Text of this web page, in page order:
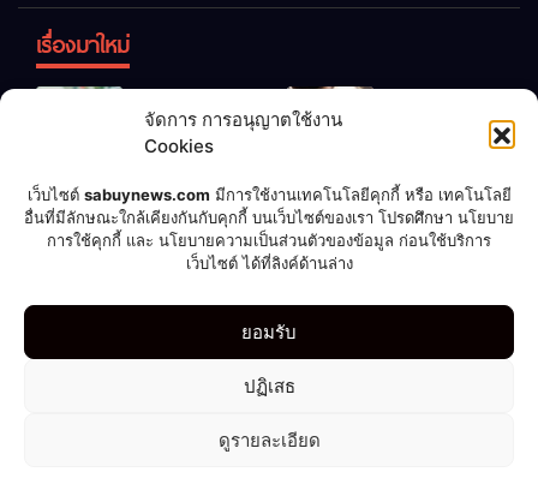
จัดการ การอนุญาตใช้งาน
Cookies
เว็บไซต์ sabuynews.com มีการใช้งานเทคโนโลยีคุกกี้ หรือ เทคโนโลยี
อื่นที่มีลักษณะใกล้เคียงกันกับคุกกี้ บนเว็บไซต์ของเรา โปรดศึกษา นโยบาย
การใช้คุกกี้ และ นโยบายความเป็นส่วนตัวของข้อมูล ก่อนใช้บริการ
เว็บไซต์ ได้ที่ลิงค์ด้านล่าง
ยอมรับ
ปฏิเสธ
ดูรายละเอียด
เรื่องมาใหม่
ทิ้ง! เปลี่ยน
เป็น “ปุ๋ย
จุลินทรีย์”
บำรุงพืช ง่าย
นิดเดียว
หญิง 12 ขวบ
แต่งงานกับ
ชายวัย 70
เชื่อพ่อแล้ว
รวย! หนุ่มทำ
ตามคำ
ลอตเตอรี่
264 ล้าน
เจ้าของคาร์
แคร์เผย
ประสบการณ์
รับล้างรถเก็บ
สัปดาห์
บอลโลก 2022